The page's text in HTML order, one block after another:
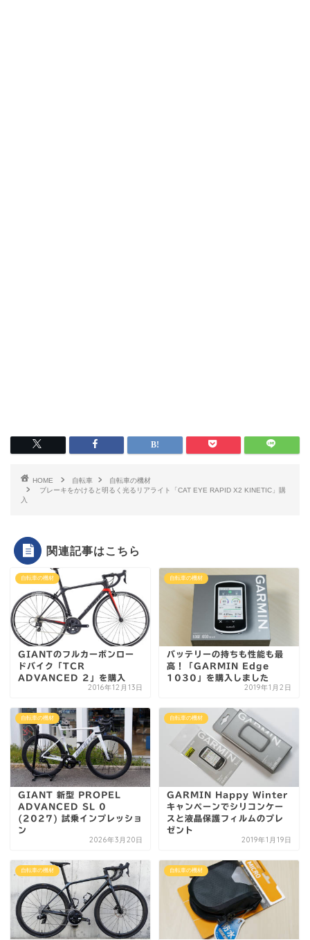
HOME 自転車
自転車の機材
ブレーキをかけると明るく光るリアライト「CAT EYE RAPID X2 KINETIC」購
入
関連記事はこちら
自転車の機材
GIANTのフルカーボンロー
ドバイク「TCR
ADVANCED 2」を購入
2016年12月13日
自転車の機材
バッテリーの持ちも性能も最
高！「GARMIN Edge
1030」を購入しました
2019年1月2日
自転車の機材
GIANT 新型 PROPEL
ADVANCED SL 0
(2027) 試乗インプレッショ
ン
2026年3月20日
自転車の機材
GARMIN Happy Winter
キャンペーンでシリコンケー
スと液晶保護フィルムのプレ
ゼント
2019年1月19日
自転車の機材 自転車の機材